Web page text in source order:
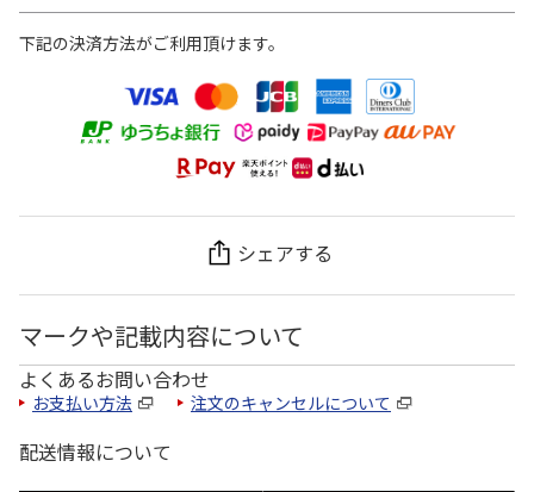
下記の決済方法がご利用頂けます。
シェアする
マークや記載内容について
よくあるお問い合わせ
お支払い方法 注文のキャンセルについて
配送情報について